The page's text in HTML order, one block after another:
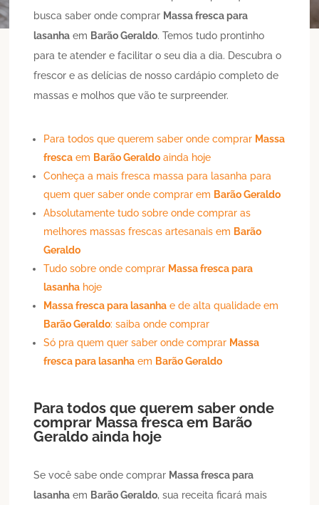
busca saber onde comprar Massa fresca para
lasanha em Barão Geraldo. Temos tudo prontinho
para te atender e facilitar o seu dia a dia. Descubra o
frescor e as delícias de nosso cardápio completo de
massas e molhos que vão te surpreender.
Para todos que querem saber onde comprar Massa
fresca em Barão Geraldo ainda hoje
Conheça a mais fresca massa para lasanha para
quem quer saber onde comprar em Barão Geraldo
Absolutamente tudo sobre onde comprar as
melhores massas frescas artesanais em Barão
Geraldo
Tudo sobre onde comprar Massa fresca para
lasanha hoje
Massa fresca para lasanha e de alta qualidade em
Barão Geraldo: saiba onde comprar
Só pra quem quer saber onde comprar Massa
fresca para lasanha em Barão Geraldo
Para todos que querem saber onde
comprar Massa fresca em Barão
Geraldo ainda hoje
Se você sabe onde comprar Massa fresca para
lasanha em Barão Geraldo, sua receita ficará mais